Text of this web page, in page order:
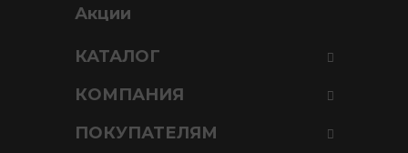
Акции
КАТАЛОГ
КОМПАНИЯ
ПОКУПАТЕЛЯМ